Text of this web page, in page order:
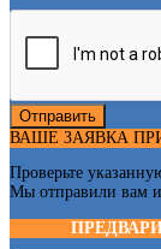
Отправить
ВАШЕ ЗАЯВКА
Проверьте
Мы отправили вам